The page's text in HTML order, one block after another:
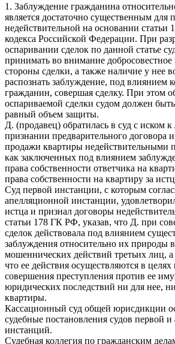
1. Заблуждение гражданина
является достаточно существенным для
недействительной на основании статьи
кодекса Российской Федерации. При
оспаривании сделок по данной статье
принимать во внимание добросовестное
стороны сделки, а также наличие у нее
распознать заблуждение, под влиянием
гражданин, совершая сделку. При этом
оспариваемой сделки судом должен
равный объем защиты.
Д. (продавец) обратилась в суд с иском
признании предварительного договора
продажи квартиры недействительными
как заключенных под влиянием
права собственности ответчика на
права собственности на квартиру за
Суд первой инстанции, с которым
апелляционной инстанции,
истца и признал договоры
статьи 178 ГК РФ, указав, что Д. при
сделок действовала под влиянием
заблуждения относительно их природы в
мошеннических действий третьих лиц,
что ее действия осуществляются в
совершения преступления против ее
юридических последствий ни для нее,
квартиры.
Кассационный суд общей юрисдикции
судебные постановления судов первой
инстанций.
Судебная коллегия по гражданским